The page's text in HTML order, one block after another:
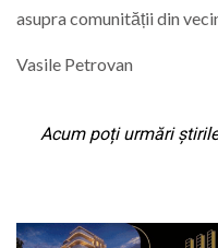
asupra comunității din
Vasile Petrovan
Acum poți urmări